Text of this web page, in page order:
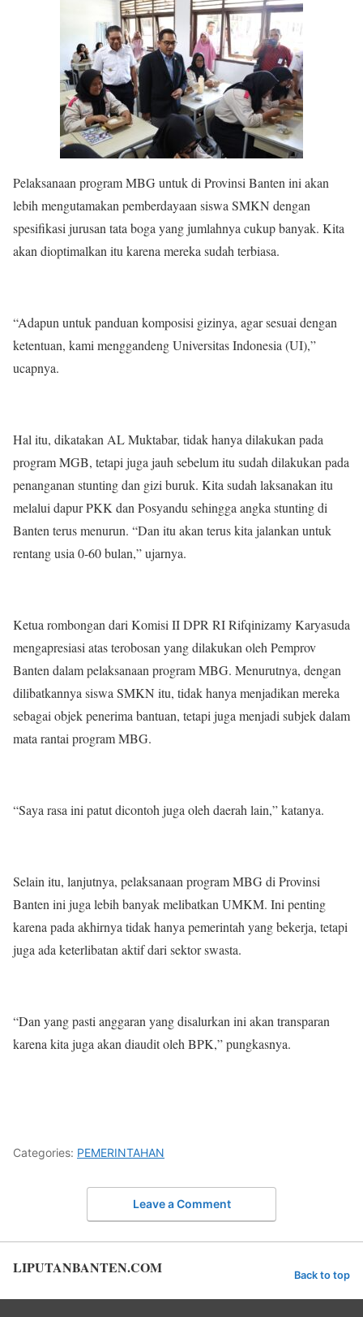
Pelaksanaan program MBG untuk di Provinsi Banten ini akan
lebih mengutamakan pemberdayaan siswa SMKN dengan
spesifikasi jurusan tata boga yang jumlahnya cukup banyak. Kita
akan dioptimalkan itu karena mereka sudah terbiasa.
“Adapun untuk panduan komposisi gizinya, agar sesuai dengan
ketentuan, kami menggandeng Universitas Indonesia (UI),”
ucapnya.
Hal itu, dikatakan AL Muktabar, tidak hanya dilakukan pada
program MGB, tetapi juga jauh sebelum itu sudah dilakukan pada
penanganan stunting dan gizi buruk. Kita sudah laksanakan itu
melalui dapur PKK dan Posyandu sehingga angka stunting di
Banten terus menurun. “Dan itu akan terus kita jalankan untuk
rentang usia 0-60 bulan,” ujarnya.
Ketua rombongan dari Komisi II DPR RI Rifqinizamy Karyasuda
mengapresiasi atas terobosan yang dilakukan oleh Pemprov
Banten dalam pelaksanaan program MBG. Menurutnya, dengan
dilibatkannya siswa SMKN itu, tidak hanya menjadikan mereka
sebagai objek penerima bantuan, tetapi juga menjadi subjek dalam
mata rantai program MBG.
“Saya rasa ini patut dicontoh juga oleh daerah lain,” katanya.
Selain itu, lanjutnya, pelaksanaan program MBG di Provinsi
Banten ini juga lebih banyak melibatkan UMKM. Ini penting
karena pada akhirnya tidak hanya pemerintah yang bekerja, tetapi
juga ada keterlibatan aktif dari sektor swasta.
“Dan yang pasti anggaran yang disalurkan ini akan transparan
karena kita juga akan diaudit oleh BPK,” pungkasnya.
Categories: PEMERINTAHAN
Leave a Comment
LIPUTANBANTEN.COM Back to top